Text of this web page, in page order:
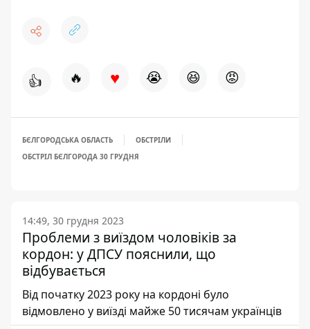
👍 🔥 ♥ 😭 😆 😡
БЄЛГОРОДСЬКА ОБЛАСТЬ
ОБСТРІЛИ
ОБСТРІЛ БЄЛГОРОДА 30 ГРУДНЯ
14:49, 30 грудня 2023
Проблеми з виїздом чоловіків за
кордон: у ДПСУ пояснили, що
відбувається
Від початку 2023 року на кордоні було
відмовлено у виїзді майже 50 тисячам українців